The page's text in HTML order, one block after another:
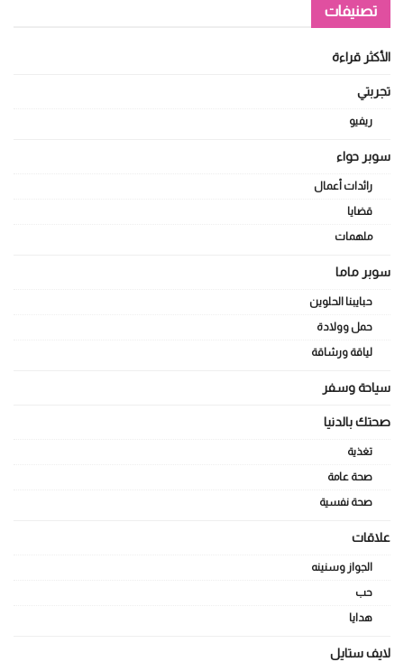
تصنيفات
الأكثر قراءة
تجربتي
ريفيو
سوبر حواء
رائدات أعمال
قضايا
ملهمات
سوبر ماما
حبايبنا الحلوين
حمل وولادة
لياقة ورشاقة
سياحة وسفر
صحتك بالدنيا
تغذية
صحة عامة
صحة نفسية
علاقات
الجواز وسنينه
حب
هدايا
لايف ستايل